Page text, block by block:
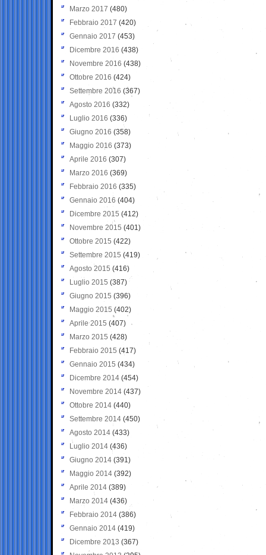
Marzo 2017 (480)
Febbraio 2017 (420)
Gennaio 2017 (453)
Dicembre 2016 (438)
Novembre 2016 (438)
Ottobre 2016 (424)
Settembre 2016 (367)
Agosto 2016 (332)
Luglio 2016 (336)
Giugno 2016 (358)
Maggio 2016 (373)
Aprile 2016 (307)
Marzo 2016 (369)
Febbraio 2016 (335)
Gennaio 2016 (404)
Dicembre 2015 (412)
Novembre 2015 (401)
Ottobre 2015 (422)
Settembre 2015 (419)
Agosto 2015 (416)
Luglio 2015 (387)
Giugno 2015 (396)
Maggio 2015 (402)
Aprile 2015 (407)
Marzo 2015 (428)
Febbraio 2015 (417)
Gennaio 2015 (434)
Dicembre 2014 (454)
Novembre 2014 (437)
Ottobre 2014 (440)
Settembre 2014 (450)
Agosto 2014 (433)
Luglio 2014 (436)
Giugno 2014 (391)
Maggio 2014 (392)
Aprile 2014 (389)
Marzo 2014 (436)
Febbraio 2014 (386)
Gennaio 2014 (419)
Dicembre 2013 (367)